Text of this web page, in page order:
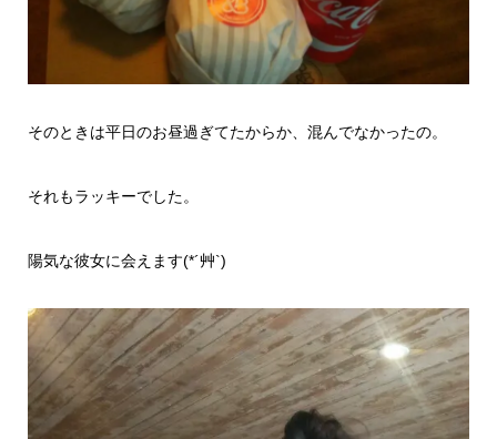
そのときは平日のお昼過ぎてたからか、混んでなかったの。
それもラッキーでした。
陽気な彼女に会えます(*´艸`)